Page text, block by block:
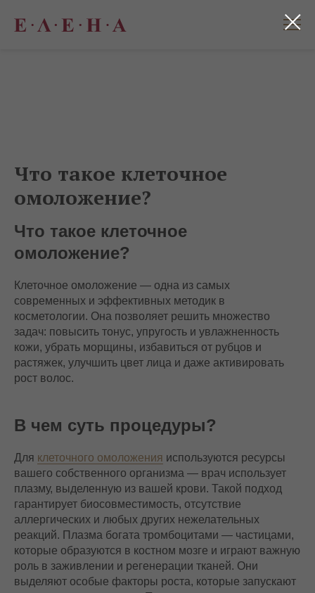
Что такое клеточное
омоложение?
Что такое клеточное
омоложение?
Клеточное омоложение — одна из самых
современных и эффективных методик в
косметологии. Она позволяет решить множество
задач: повысить тонус, упругость и увлажненность
кожи, убрать морщины, избавиться от рубцов и
растяжек, улучшить цвет лица и даже активировать
рост волос.
В чем суть процедуры?
Для клеточного омоложения используются ресурсы
вашего собственного организма — врач использует
плазму, выделенную из вашей крови. Такой подход
гарантирует биосовместимость, отсутствие
аллергических и любых других нежелательных
реакций. Плазма богата тромбоцитами — частицами,
которые образуются в костном мозге и играют важную
роль в заживлении и регенерации тканей. Они
выделяют особые факторы роста, которые запускают